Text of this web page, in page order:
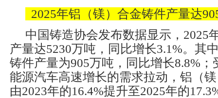
2025年铝（镁）合金铸件产量达
中国铸造协会发布数据显示，2025
产量达5230万吨，同比增长3.1%。其
铸件产量为905万吨，同比增长8.8%
能源汽车高速增长的需求拉动，铝（
由2023年的16.4%提升至2025年的